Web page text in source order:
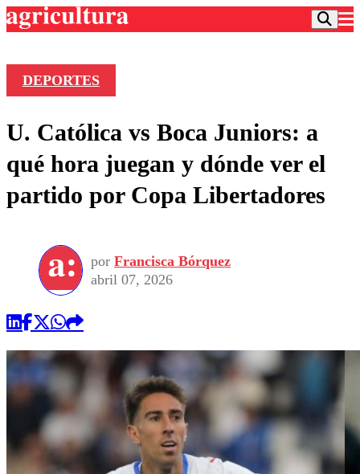
Frecuencias
Agricultura TV
Deportes
Colo Colo
Seleccion Chilena
Torneo Internacional
Universidad de Chile
Entretención
Economía
Internacional
Sustentabilidad
Publicaciones en medios
Opinión
DEPORTES
U. Católica vs Boca Juniors: a
qué hora juegan y dónde ver el
partido por Copa Libertadores
por Francisca Bórquez
abril 07, 2026